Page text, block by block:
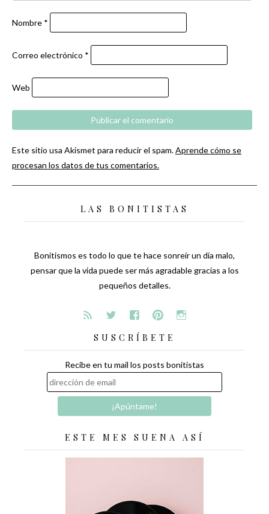
Nombre *
Correo electrónico *
Web
Este sitio usa Akismet para reducir el spam.Aprende cómo se
procesan los datos de tus comentarios.
LAS BONITISTAS
Bonitismos es todo lo que te hace sonreír un día malo,
pensar que la vida puede ser más agradable gracias a los
pequeños detalles.
SUSCRÍBETE
Recibe en tu mail los posts bonitistas
ESTE MES SUENA ASÍ